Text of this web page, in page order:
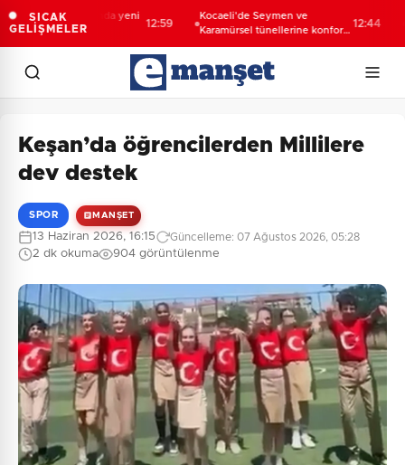
SICAK
GELİŞMELER
Derneği davasında yeni
için
12:59
Kocaeli'de Seymen ve
Karamürsel tünellerine konfor
12:44
Keşan’da öğrencilerden Millilere
dev destek
SPOR MANŞET
13 Haziran 2026, 16:15 Güncelleme: 07 Ağustos 2026, 05:28
2 dk okuma 904 görüntülenme